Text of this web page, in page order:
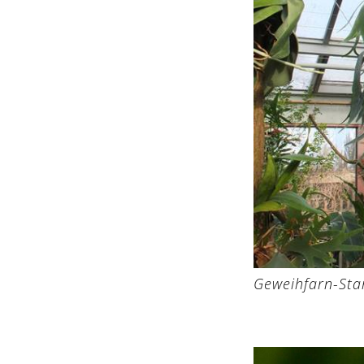
Geweihfarn-